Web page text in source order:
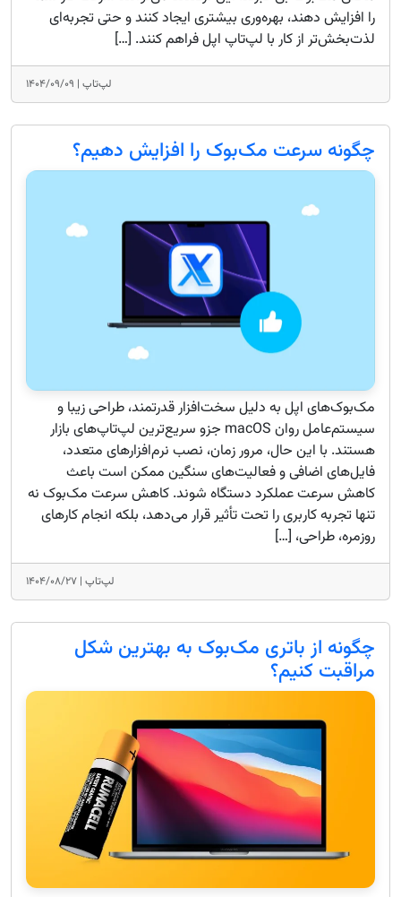
را افزایش دهند، بهره‌وری بیشتری ایجاد کنند و حتی تجربه‌ای
لذت‌بخش‌تر از کار با لپ‌تاپ اپل فراهم کنند. […]
لپ‌تاپ | ۱۴۰۴/۰۹/۰۹
چگونه سرعت مک‌بوک را افزایش دهیم؟
مک‌بوک‌های اپل به دلیل سخت‌افزار قدرتمند، طراحی زیبا و
سیستم‌عامل روان macOS جزو سریع‌ترین لپ‌تاپ‌های بازار
هستند. با این حال، مرور زمان، نصب نرم‌افزارهای متعدد،
فایل‌های اضافی و فعالیت‌های سنگین ممکن است باعث
کاهش سرعت عملکرد دستگاه شوند. کاهش سرعت مک‌بوک نه
تنها تجربه کاربری را تحت تأثیر قرار می‌دهد، بلکه انجام کارهای
روزمره، طراحی، […]
لپ‌تاپ | ۱۴۰۴/۰۸/۲۷
چگونه از باتری مک‌بوک به بهترین شکل
مراقبت کنیم؟